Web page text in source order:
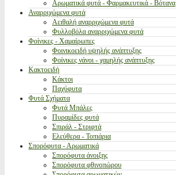
Αρωματικά φυτά - Φαρμακευτικά - Βότανα
Αναρριχώμενα φυτά
Αειθαλή αναρριχώμενα φυτά
Φυλλοβόλα αναρριχώμενα φυτά
Φοίνικες - Χαμαίρωπες
Φοινικοειδή υψηλής ανάπτυξης
Φοίνικες νάνοι - χαμηλής ανάπτυξης
Κακτοειδή
Κάκτοι
Παχύφυτα
Φυτά Σχήματα
Φυτά Μπάλες
Πυραμίδες φυτά
Σπιράλ - Στριφτά
Ελεύθερα - Τοπιάρια
Σπορόφυτα - Αρωματικά
Σπορόφυτα άνοιξης
Σπορόφυτα φθινοπώρου